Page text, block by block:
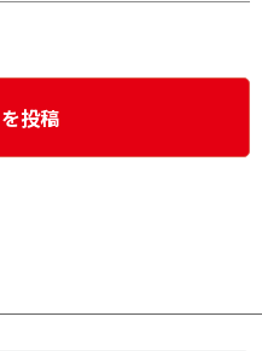
投稿